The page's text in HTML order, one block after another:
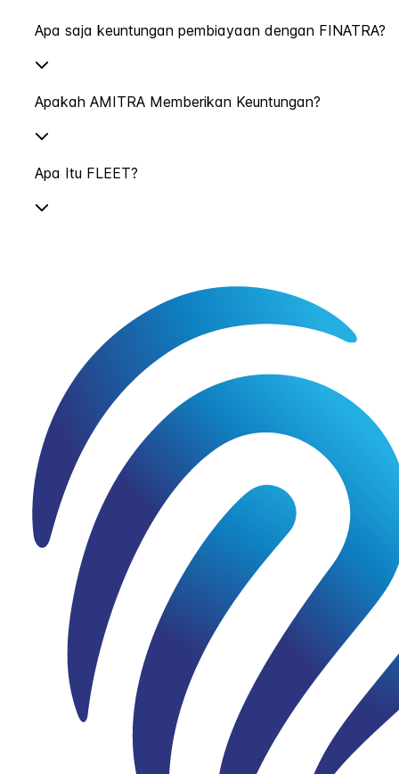
Apa saja keuntungan pembiayaan dengan FINATRA?
Apakah AMITRA Memberikan Keuntungan?
Apa Itu FLEET?